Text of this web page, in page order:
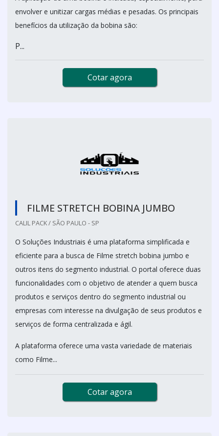
envolver e unitizar cargas médias e pesadas. Os principais
benefícios da utilização da bobina são:
P...
Cotar agora
FILME STRETCH BOBINA JUMBO
CALIL PACK / SÃO PAULO - SP
O Soluções Industriais é uma plataforma simplificada e
eficiente para a busca de Filme stretch bobina jumbo e
outros itens do segmento industrial. O portal oferece duas
funcionalidades com o objetivo de atender a quem busca
produtos e serviços dentro do segmento industrial ou
empresas com interesse na divulgação de seus produtos e
serviços de forma centralizada e ágil.
A plataforma oferece uma vasta variedade de materiais
como Filme...
Cotar agora